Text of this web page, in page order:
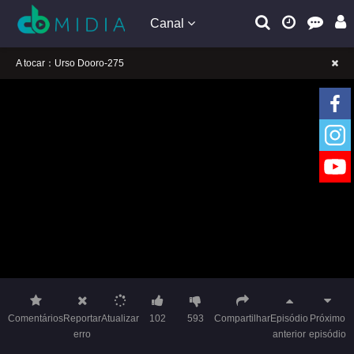
Canal
A tocar：Urso Dooro-275
ComentáriosReportar
erro
Atualizar 102 593 CompartilharEpisódio
anterior
Próximo
episódio